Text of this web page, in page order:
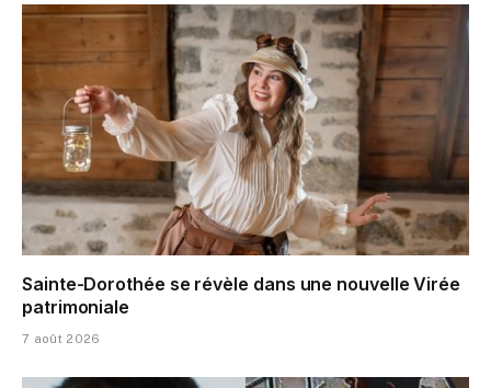
Sainte-Dorothée se révèle dans une nouvelle Virée
patrimoniale
7 août 2026